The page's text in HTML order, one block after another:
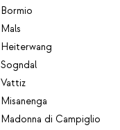
Bormio
Mals
Heiterwang
Sogndal
Vattiz
Misanenga
Madonna di Campiglio